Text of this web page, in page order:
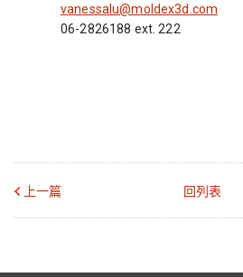
vanessalu@moldex3d.com
06-2826188 ext. 222
上一篇 回列表